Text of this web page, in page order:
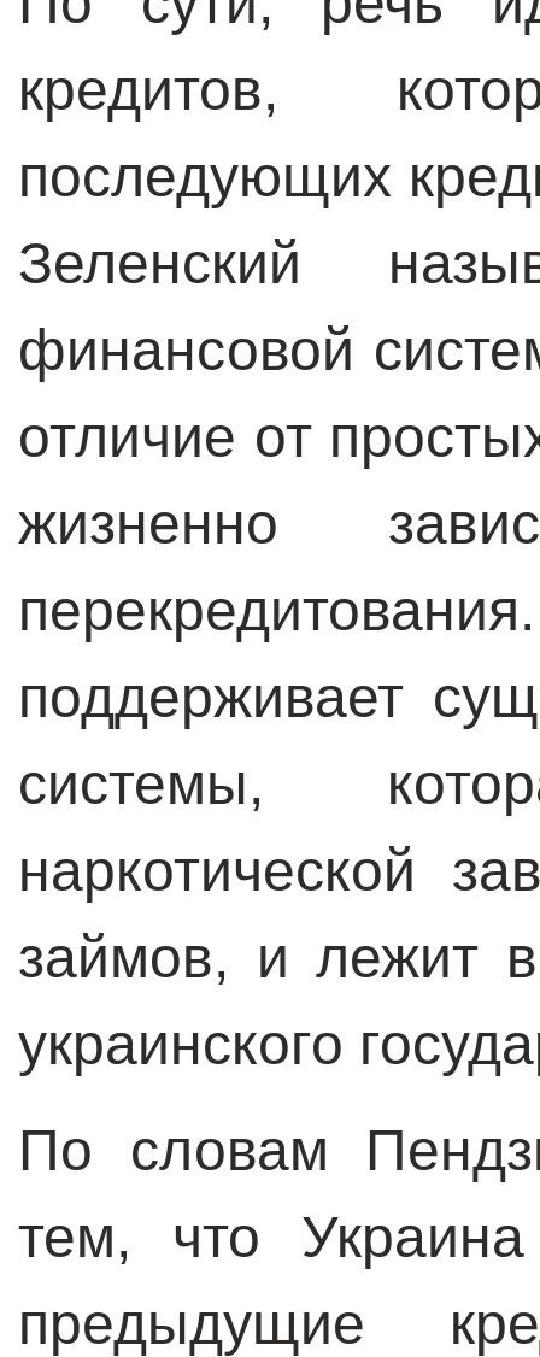
кредитов,
последующих
Зеленский
финансовой
отличие от
жизненно
поддерживает
системы,
наркотической
займов, и лежит
украинского
По словам
тем, что
предыдущие